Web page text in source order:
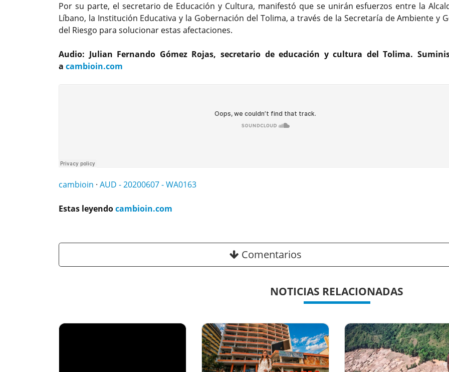
Por su parte, el secretario de Educación y Cultura, manifestó que se unirán esfuerzos entre la
Líbano, la Institución Educativa y la Gobernación del Tolima, a través de la Secretaría de Ambiente y
del Riesgo para solucionar estas afectaciones.
Audio: Julian Fernando Gómez Rojas, secretario de educación y cultura del Tolima.
a cambioin.com
cambioin · AUD - 20200607 - WA0163
Estas leyendocambioin.com
Comentarios
NOTICIAS RELACIONADAS